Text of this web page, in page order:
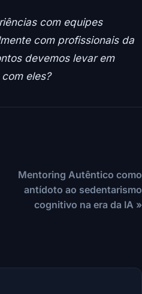
com equipes
com profissionais da
devemos levar em
eles?
Mentoring Autêntico como
antídoto ao sedentarismo
cognitivo na era da IA »